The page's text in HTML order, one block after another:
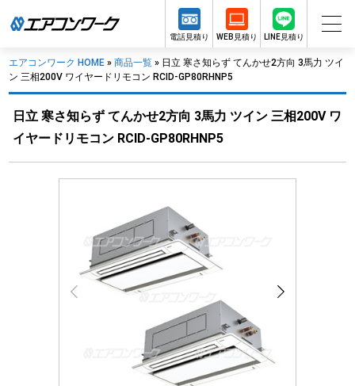
電話見積り WEB見積り LINE見積り
エアコンワーク HOME » 商品一覧 » 日立 寒さ知らず てんかせ2方向 3馬力 ツイ
ン 三相200V ワイヤードリモコン RCID-GP80RHNP5
日立 寒さ知らず てんかせ2方向 3馬力 ツイン 三相200V ワ
イヤードリモコン RCID-GP80RHNP5